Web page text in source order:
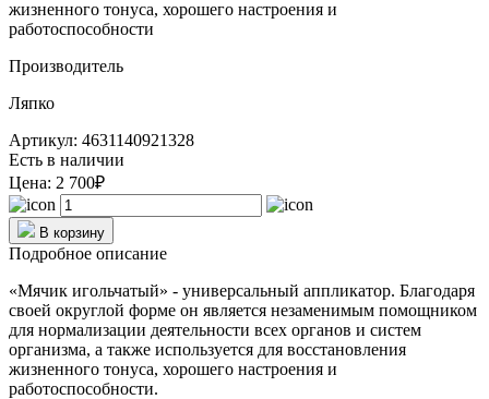
жизненного тонуса, хорошего настроения и
работоспособности
Производитель
Ляпко
Артикул: 4631140921328
Есть в наличии
Цена: 2 700₽
В корзину
Подробное описание
«Мячик игольчатый» - универсальный аппликатор. Благодаря
своей округлой форме он является незаменимым помощником
для нормализации деятельности всех органов и систем
организма, а также используется для восстановления
жизненного тонуса, хорошего настроения и
работоспособности.